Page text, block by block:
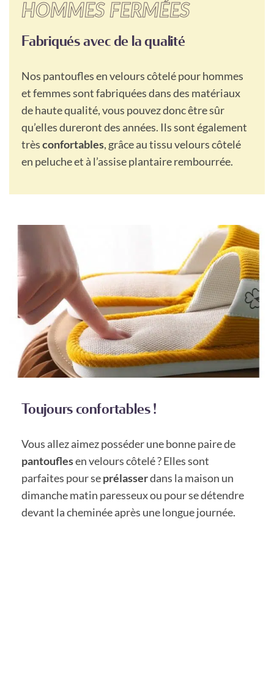
HOMMES FERMÉES
Fabriqués avec de la qualité
Nos pantoufles en velours côtelé pour hommes
et femmes sont fabriquées dans des matériaux
de haute qualité, vous pouvez donc être sûr
qu’elles dureront des années. Ils sont également
trèsconfortables, grâce au tissu velours côtelé
en peluche et à l’assise plantaire rembourrée.
Toujours confortables !
Vous allez aimez posséder une bonne paire de
pantouflesen velours côtelé ? Elles sont
parfaites pour seprélasserdans la maison un
dimanche matin paresseux ou pour se détendre
devant la cheminée après une longue journée.